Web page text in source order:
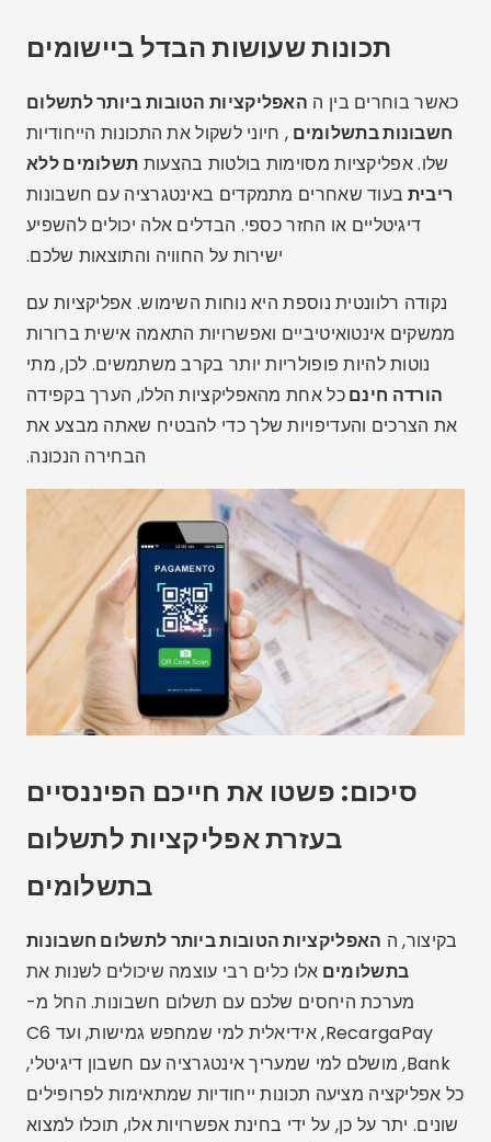
תכונות שעושות הבדל ביישומים
כאשר בוחרים בין ה האפליקציות הטובות ביותר לתשלום
חשבונות בתשלומים , חיוני לשקול את התכונות הייחודיות
שלו. אפליקציות מסוימות בולטות בהצעות תשלומים ללא
ריבית בעוד שאחרים מתמקדים באינטגרציה עם חשבונות
דיגיטליים או החזר כספי. הבדלים אלה יכולים להשפיע
ישירות על החוויה והתוצאות שלכם.
נקודה רלוונטית נוספת היא נוחות השימוש. אפליקציות עם
ממשקים אינטואיטיביים ואפשרויות התאמה אישית ברורות
נוטות להיות פופולריות יותר בקרב משתמשים. לכן, מתי
הורדה חינםכל אחת מהאפליקציות הללו, הערך בקפידה
את הצרכים והעדיפויות שלך כדי להבטיח שאתה מבצע את
הבחירה הנכונה.
סיכום: פשטו את חייכם הפיננסיים
בעזרת אפליקציות לתשלום
בתשלומים
בקיצור, ה האפליקציות הטובות ביותר לתשלום חשבונות
בתשלומים אלו כלים רבי עוצמה שיכולים לשנות את
מערכת היחסים שלכם עם תשלום חשבונות. החל מ-
RecargaPay, אידיאלית למי שמחפש גמישות, ועד C6
Bank, מושלם למי שמעריך אינטגרציה עם חשבון דיגיטלי,
כל אפליקציה מציעה תכונות ייחודיות שמתאימות לפרופילים
שונים. יתר על כן, על ידי בחינת אפשרויות אלו, תוכלו למצוא